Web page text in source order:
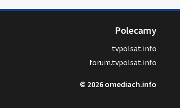
Polecamy
tvpolsat.info
forum.tvpolsat.info
© 2026 omediach.info